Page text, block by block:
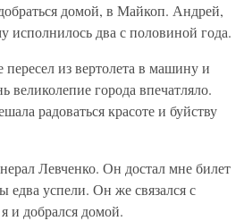
домой, в Майкоп. Андрей,
два с половиной года.
из вертолета в машину и
города впечатляло.
радоваться красоте и буйству
Левченко. Он достал мне билет
едва успели. Он же связался с
и добрался домой.